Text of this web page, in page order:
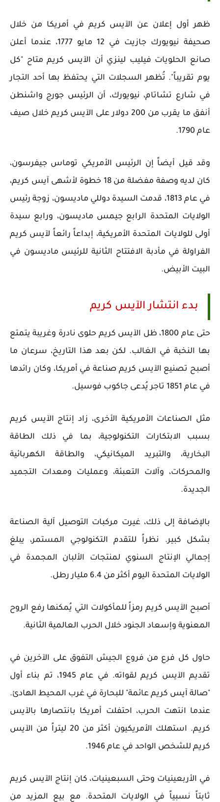
ظهر أول إعلان عن الآيس كريم في أمريكا من خلال
صحيفة نيويورك جازيت في 12 مايو 1777، عندما أعلن
صانع الحلويات فيليب لينزي أن الآيس كريم متاح "كل
يوم تقريباً". تُظهر السجلات التي يحتفظ بها أحد التجار
في شارع تشاتام، نيويورك، أن الرئيس جورج واشنطن
أنفق ما يقرب من 200 دولار على الآيس كريم خلال صيف
عام 1790.
وقد قيل أيضاً إن الرئيس الأمريكي توماس جيفرسون،
كان لديه وصفة مفضلة من 18 خطوة لأشهى آيس كريم،
في عام 1813، قدمت السيدة دوللي ماديسون، زوجة رئيس
الولايات المتحدة الرابع جيمس ماديسون، ورابع سيدة
أولى للولايات المتحدة الأمريكية، إبداعاً رائعاً لآيس كريم
الفراولة في مأدبة الافتتاح الثانية للرئيس ماديسون في
البيت الأبيض.
بدء انتشار الآيس كريم
حتى عام 1800، ظل الآيس كريم حلوى نادرة وغريبة يتمتع
بها النخبة في الغالب. لكن بعد هذا التاريخ، سرعان ما
أصبح تصنيع الآيس كريم صناعة في أمريكا، وكان رائدها
في عام 1851 تاجر يُدعى جاكوب فوسيل.
مثل الصناعات الأمريكية الأخرى، زاد إنتاج الآيس كريم
بسبب الابتكارات التكنولوجية، بما في ذلك الطاقة
البخارية، والتبريد الميكانيكي، والطاقة الكهربائية
والمحركات، وآلات التعبئة، وعمليات ومعدات التجميد
الجديدة.
بالإضافة إلى ذلك، غيرت مركبات التوصيل آلية الصناعة
بشكل كبير. نظراً للتقدم التكنولوجي المستمر، يبلغ
إجمالي الإنتاج السنوي لمنتجات الألبان المجمدة في
الولايات المتحدة اليوم أكثر من 6.4 مليار رطل.
أصبح الآيس كريم رمزاً للمأكولات التي يُمكنها رفع الروح
المعنوية وإسعاد الجنود خلال الحرب العالمية الثانية.
حاول كل فرع من فروع الجيش التفوق على الآخرين في
تقديم الآيس كريم لقواته. في عام 1945، تم بناء أول
"صالة آيس كريم عائمة" للبحارة في غرب المحيط الهادئ.
عندما انتهت الحرب، احتفلت أمريكا بانتصارها بالآيس
كريم. استهلك الأمريكيون أكثر من 20 ليتراً من الآيس
كريم للشخص الواحد في عام 1946.
في الأربعينيات وحتى السبعينيات، كان إنتاج الآيس كريم
ثابتاً نسبياً في الولايات المتحدة. مع بيع المزيد من